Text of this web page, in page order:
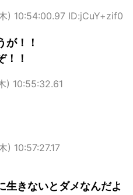
) 10:54:00.97 ID:jCuY+zif0
が！！
！！
) 10:55:32.61
10:57:27.17
生きないとダメなんだよ